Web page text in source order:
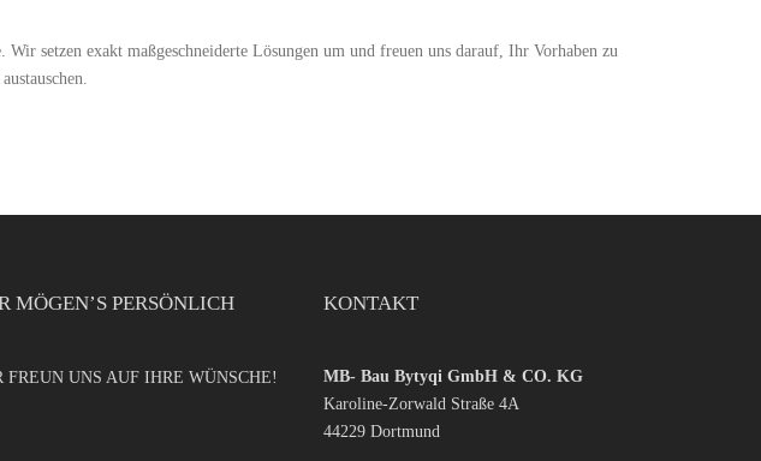
setzen exakt maßgeschneiderte Lösungen um und freuen uns darauf, Ihr Vorhaben zu
MÖGEN’S PERSÖNLICH
FREUN UNS AUF IHRE WÜNSCHE!
KONTAKT
MB- Bau Bytyqi GmbH & CO. KG
Karoline-Zorwald Straße 4A
44229 Dortmund